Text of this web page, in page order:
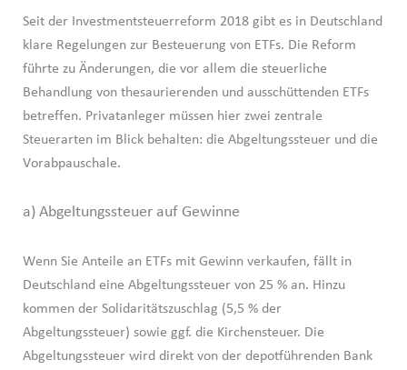
Seit der Investmentsteuerreform 2018 gibt es in Deutschland
klare Regelungen zur Besteuerung von ETFs. Die Reform
führte zu Änderungen, die vor allem die steuerliche
Behandlung von thesaurierenden und ausschüttenden ETFs
betreffen. Privatanleger müssen hier zwei zentrale
Steuerarten im Blick behalten: die Abgeltungssteuer und die
Vorabpauschale.
a) Abgeltungssteuer auf Gewinne
Wenn Sie Anteile an ETFs mit Gewinn verkaufen, fällt in
Deutschland eine Abgeltungssteuer von 25 % an. Hinzu
kommen der Solidaritätszuschlag (5,5 % der
Abgeltungssteuer) sowie ggf. die Kirchensteuer. Die
Abgeltungssteuer wird direkt von der depotführenden Bank